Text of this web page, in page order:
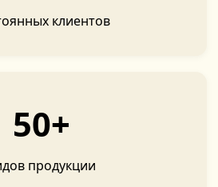
клиентов
50+
продукции